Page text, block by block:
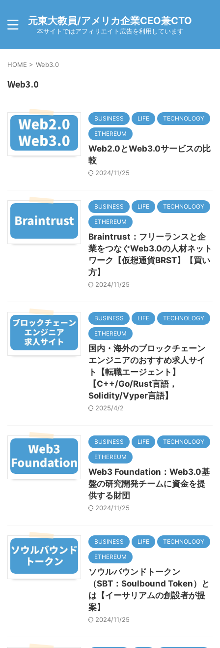
元東大教員/アメリカ企業CEO兼CTO
本サイトではアフィリエイト広告を利用しています
HOME > Web3.0
Web3.0
BUSINESS LIFE TECHNOLOGY
ETHEREUM
Web2.0とWeb3.0サービスの比
較
2024/11/25
BUSINESS LIFE TECHNOLOGY
ETHEREUM
Braintrust：フリーランスと企
業をつなぐWeb3.0の人材ネット
ワーク【仮想通貨BRST】【買い
方】
2024/11/25
BUSINESS LIFE TECHNOLOGY
ETHEREUM
国内・海外のブロックチェーン
エンジニアのおすすめ求人サイ
ト【転職エージェント】
【C++/Go/Rust言語，
Solidity/Vyper言語】
2025/4/2
BUSINESS LIFE TECHNOLOGY
ETHEREUM
Web3 Foundation：Web3.0基
盤の研究開発チームに資金を提
供する財団
2024/11/25
BUSINESS LIFE TECHNOLOGY
ETHEREUM
ソウルバウンドトークン
（SBT：Soulbound Token）と
は【イーサリアムの創設者が提
案】
2024/11/25